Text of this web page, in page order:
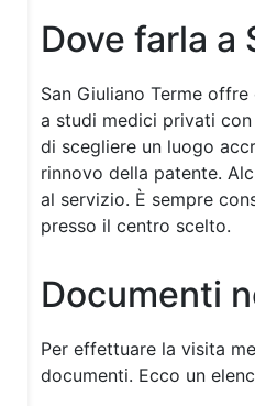
Dove farla a
San Giuliano Terme
a studi medici privati
di scegliere un luogo
rinnovo della patente.
al servizio. È sempre
presso il centro scelto.
Documenti
Per effettuare la visita
documenti. Ecco un